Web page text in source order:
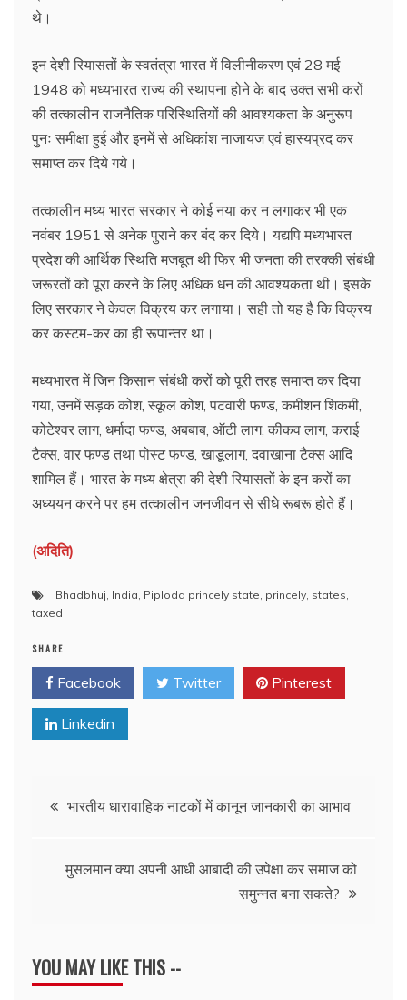
थे।
इन देशी रियासतों के स्वतंत्रा भारत में विलीनीकरण एवं 28 मई
1948 को मध्यभारत राज्य की स्थापना होने के बाद उक्त सभी करों
की तत्कालीन राजनैतिक परिस्थितियों की आवश्यकता के अनुरूप
पुनः समीक्षा हुई और इनमें से अधिकांश नाजायज एवं हास्यप्रद कर
समाप्त कर दिये गये।
तत्कालीन मध्य भारत सरकार ने कोई नया कर न लगाकर भी एक
नवंबर 1951 से अनेक पुराने कर बंद कर दिये। यद्यपि मध्यभारत
प्रदेश की आर्थिक स्थिति मजबूत थी फिर भी जनता की तरक्की संबंधी
जरूरतों को पूरा करने के लिए अधिक धन की आवश्यकता थी। इसके
लिए सरकार ने केवल विक्रय कर लगाया। सही तो यह है कि विक्रय
कर कस्टम-कर का ही रूपान्तर था।
मध्यभारत में जिन किसान संबंधी करों को पूरी तरह समाप्त कर दिया
गया, उनमें सड़क कोश, स्कूल कोश, पटवारी फण्ड, कमीशन शिकमी,
कोटेश्वर लाग, धर्मादा फण्ड, अबबाब, ऑटी लाग, कीकव लाग, कराई
टैक्स, वार फण्ड तथा पोस्ट फण्ड, खाडूलाग, दवाखाना टैक्स आदि
शामिल हैं। भारत के मध्य क्षेत्रा की देशी रियासतों के इन करों का
अध्ययन करने पर हम तत्कालीन जनजीवन से सीधे रूबरू होते हैं।
(अदिति)
Bhadbhuj India Piploda princely state princely states
taxed
SHARE
Facebook Twitter Pinterest
Linkedin
Postभारतीय धारावाहिक नाटकों में कानून जानकारी का आभाव
मुसलमान क्या अपनी आधी आबादी की उपेक्षा कर समाज को
समुन्नत बना सकते?
YOU MAY LIKE THIS --